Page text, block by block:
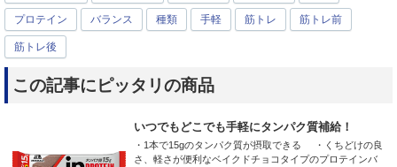
プロテイン バランス 種類 手軽 筋トレ 筋トレ前
筋トレ後
この記事にピッタリの商品
いつでもどこでも手軽にタンパク質補給！
・1本で15gのタンパク質が摂取できる ・くちどけの良
さ、軽さが便利なベイクドチョコタイプのプロテインバ